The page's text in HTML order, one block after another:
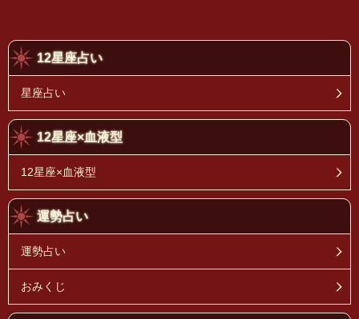
12星座占い
星座占い
12星座×血液型
12星座×血液型
運勢占い
運勢占い
おみくじ